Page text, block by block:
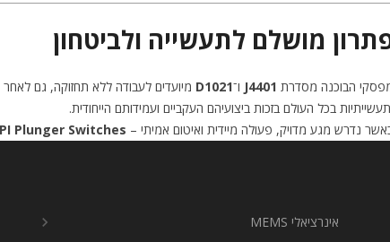
מושלם לתעשייה ולביטחון
הבוכנה מסדרת J4401 ו־D1021 מיועדים לעבודה ללא תחזוקה, גם
בכל העולם בזכות ביצועיהם העקביים ועמידותם הייחודית.
נדרש מגע מדויק, פעולה מיידית ואיטום אמיתי – Plunger Switches
אינרציאלי MEMS